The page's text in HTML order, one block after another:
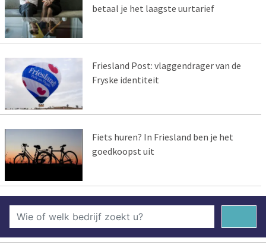
betaal je het laagste uurtarief
Friesland Post: vlaggendrager van de
Fryske identiteit
Fiets huren? In Friesland ben je het
goedkoopst uit